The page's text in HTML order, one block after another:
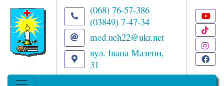
(068) 76-57-386
(03849) 7-47-34
med.uch22@ukr.net
вул. Івана Мазепи,
31